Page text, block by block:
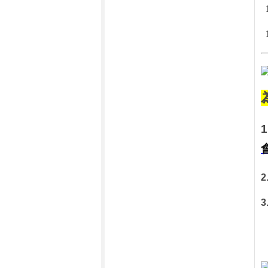
2.
3.